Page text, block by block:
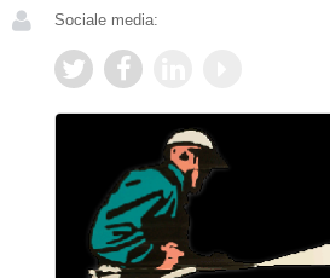
Sociale media: